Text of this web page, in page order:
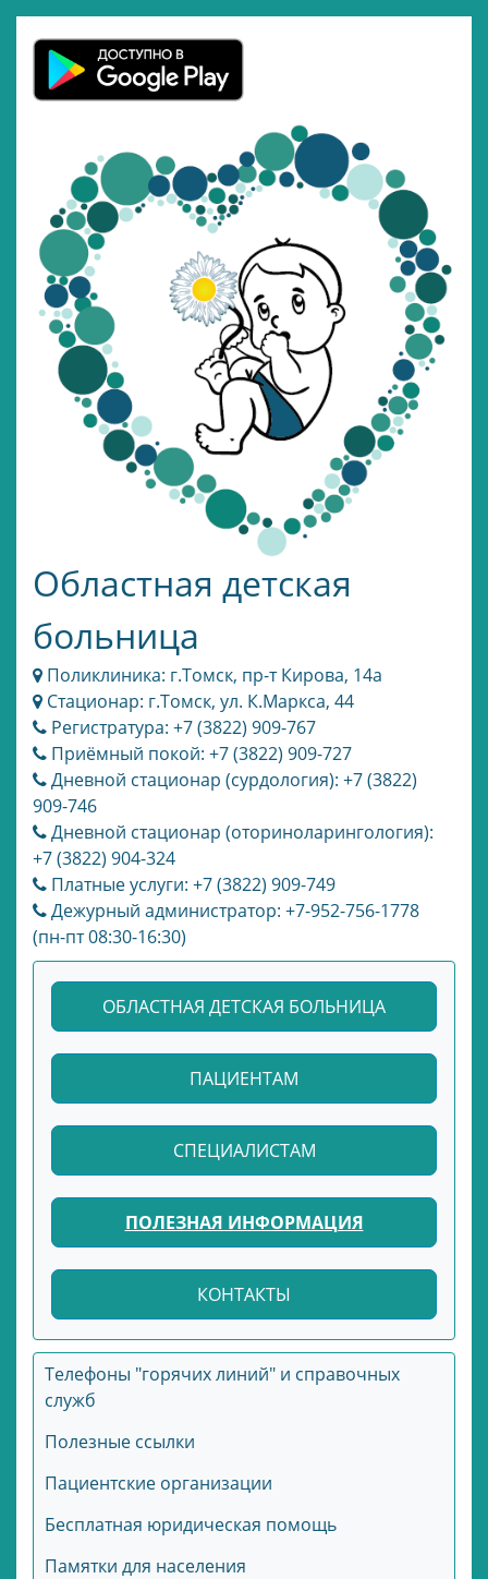
Областная детская
больница
Поликлиника: г.Томск, пр-т Кирова, 14а
Стационар: г.Томск, ул. К.Маркса, 44
Регистратура: +7 (3822) 909-767
Приёмный покой: +7 (3822) 909-727
Дневной стационар (сурдология): +7 (3822)
909-746
Дневной стационар (оториноларингология):
+7 (3822) 904-324
Платные услуги: +7 (3822) 909-749
Дежурный администратор: +7-952-756-1778
(пн-пт 08:30-16:30)
ОБЛАСТНАЯ ДЕТСКАЯ БОЛЬНИЦА
ПАЦИЕНТАМ
СПЕЦИАЛИСТАМ
ПОЛЕЗНАЯ ИНФОРМАЦИЯ
КОНТАКТЫ
Телефоны "горячих линий" и справочных
служб
Полезные ссылки
Пациентские организации
Бесплатная юридическая помощь
Памятки для населения